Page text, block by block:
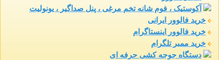
آکوستیک ، فوم شانه تخم مرغی ، پنل صداگیر ، یونولیت
خرید فالوور ایرانی
خرید فالوور اینستاگرام
خرید ممبر تلگرام
دستگاه جوجه کشی حرفه ای